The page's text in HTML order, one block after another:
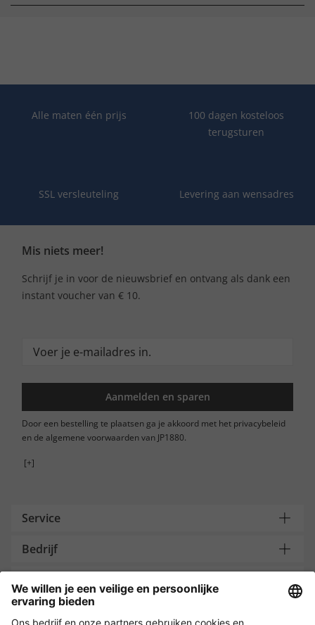
Alle maten één prijs
100 dagen kosteloos
terugsturen
SSL versleuteling Levering aan wensadres
Mis niets meer!
Schrijf je in voor de nieuwsbrief en ontvang als dank een
instant voucher van € 10.
Aanmelden en sparen
Door een bestelling te plaatsen ga je akkoord met het privacybeleid
en de algemene voorwaarden van JP1880.
[+]
Service
Bedrijf
Payment and Delivery